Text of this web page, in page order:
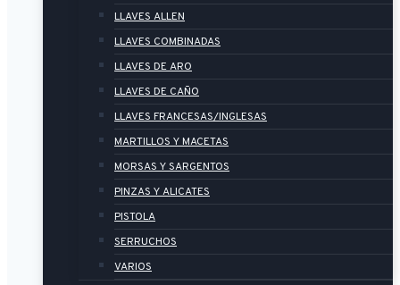
LLAVES ALLEN
LLAVES COMBINADAS
LLAVES DE ARO
LLAVES DE CAÑO
LLAVES FRANCESAS/INGLESAS
MARTILLOS Y MACETAS
MORSAS Y SARGENTOS
PINZAS Y ALICATES
PISTOLA
SERRUCHOS
VARIOS